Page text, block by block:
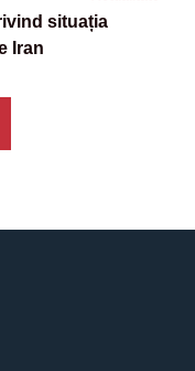
situația
Iran